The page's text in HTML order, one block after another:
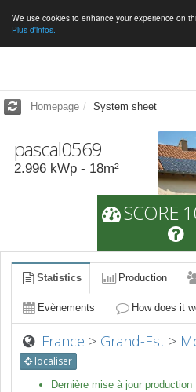
We use cookies to enhance your experience on
Plus d'infos.
Homepage System sheet
pascal0569
2.996 kWp - 18m²
SCORE
Statistics Production
Evènements How does it
France > Grand-Est >
localiser
Dernière mise à jour production